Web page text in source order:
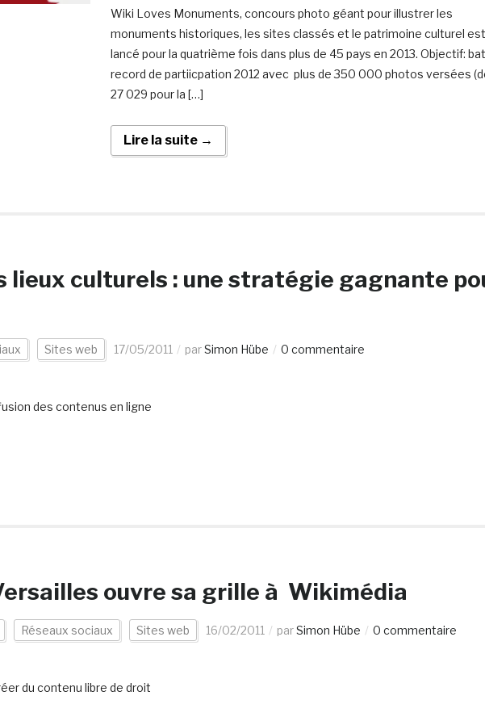
Wiki Loves Monuments, concours photo géant pour illustrer les
monuments historiques, les sites classés et le patrimoine culturel est
lancé pour la quatrième fois dans plus de 45 pays en 2013. Objectif:
record de partiicpation 2012 avec plus de 350 000 photos versées
27 029 pour la […]
Lire la suite →
lieux culturels : une stratégie gagnante
Sites web 17/05/2011 parSimon Hübe 0 commentaire
des contenus en ligne
ouvre sa grille à Wikimédia
Réseaux sociaux Sites web 16/02/2011 parSimon Hübe 0 commentaire
du contenu libre de droit